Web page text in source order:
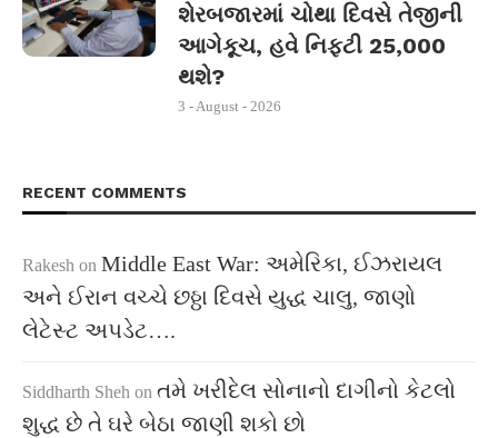
શેરબજારમાં ચોથા દિવસે તેજીની
આગેકૂચ, હવે નિફ્ટી 25,000
થશે?
3 - August - 2026
RECENT COMMENTS
Rakesh on Middle East War: અમેરિકા, ઈઝરાયલ
અને ઈરાન વચ્ચે છઠ્ઠા દિવસે યુદ્ધ ચાલુ, જાણો
લેટેસ્ટ અપડેટ….
Siddharth Sheh on તમે ખરીદેલ સોનાનો દાગીનો કેટલો
શુદ્ધ છે તે ઘરે બેઠા જાણી શકો છો